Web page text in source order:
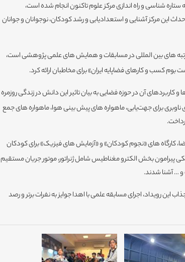
ستاره شناسی و راه اندازی مرکز علوم تاکنون انجام شده است،
این مرکز آشنایی و استعدادیابی و رشد کودکان، نوجوانان و جوانان
های بین المللی در مسابقات و همایش های علمی پژوهشی است،
کسب و کارهای فضاپایه ایران» برای مخاطبان ارائه کرد.
کاربردهای آن در حوزه‌ فضایی به بیان تاثیر این دانش در زندگی روزمره
برای جهت‌یابی، ماهواره های پیش بینی هوا، ماهواره های جمع
کارگاه های «نجوم کودکان» و «آزمایش های فیزیک» برای کودکان
پیرامون بخش الکترو مغناطیس شامل ژنراتور، موتور جریان مستقیم
… آشنا شدند.
رویداد، اجرای مسابقه علمی با اهدا جوایز به نفرات برتر و رصد